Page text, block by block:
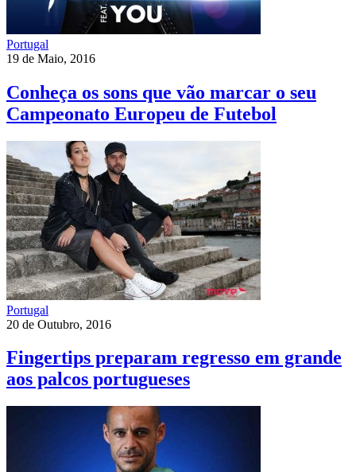
Portugal
19 de Maio, 2016
Conheça os sons que vão marcar o seu
Campeonato Europeu de Futebol
Portugal
20 de Outubro, 2016
Fingertips preparam regresso em grande
aos palcos portugueses